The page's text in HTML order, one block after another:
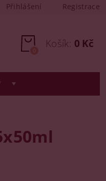
Přihlášení Registrace
Košík: 0 Kč
0